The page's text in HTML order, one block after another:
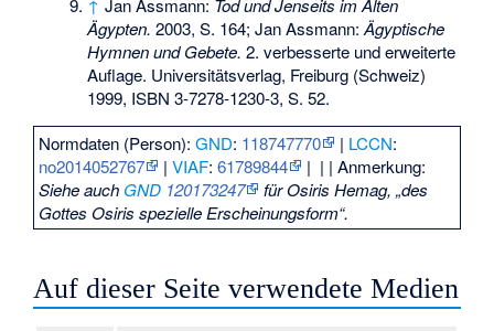
↑ Jan Assmann: Tod und Jenseits im Alten
Ägypten. 2003, S. 164; Jan Assmann:Ägyptische
Hymnen und Gebete. 2. verbesserte und erweiterte
Auflage. Universitätsverlag, Freiburg (Schweiz)
1999, ISBN 3-7278-1230-3, S. 52.
Normdaten (Person):GND: 118747770 | LCCN:
no2014052767
|VIAF:61789844 | | | Anmerkung:
Siehe auch GND 120173247
für Osiris Hemag, „des
Gottes Osiris spezielle Erscheinungsform“.
Auf dieser Seite verwendete Medien